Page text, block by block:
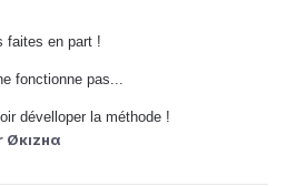
faites en part !
fonctionne pas...
dévelloper la méthode !
Øкızнα